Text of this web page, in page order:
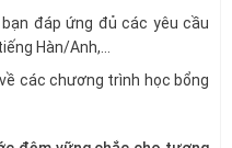
đáp ứng đủ các yêu cầu
Hàn/Anh,…
các chương trình học bổng